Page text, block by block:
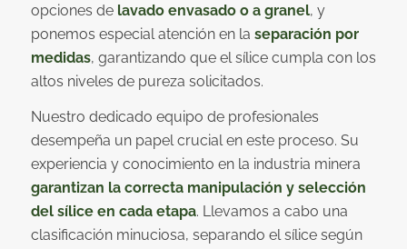
opciones de lavado envasado o a granel, y
ponemos especial atención en la separación por
medidas, garantizando que el sílice cumpla con los
altos niveles de pureza solicitados.
Nuestro dedicado equipo de profesionales
desempeña un papel crucial en este proceso. Su
experiencia y conocimiento en la industria minera
garantizan la correcta manipulación y selección
del sílice en cada etapa. Llevamos a cabo una
clasificación minuciosa, separando el sílice según